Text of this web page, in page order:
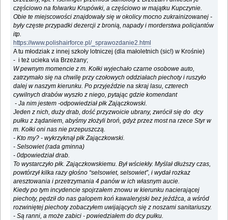
częściowo na folwarku Krupówki, a częściowo w majątku Kupczynie.
Obie te miejscowości znajdowały się w okolicy mocno zukrainizowanej -
były częste przypadki dezercji z bronią, napady i morderstwa policjantów
itp.
https://www.polishairforce.pl/_sprawozdanie2.html
A tu młodziak z innej szkoły lotniczej (dla małoletnich (sic!) w Krośnie)
- i też ucieka via Brzeżany;
W pewnym momencie z m. Kołki wyjechało czarne osobowe auto,
zatrzymało się na chwilę przy czołowych oddziałach piechoty i ruszyło
dalej w naszym kierunku. Po przyjeździe na skraj lasu, czterech
cywilnych drabów wyszło z niego, pytając gdzie komendant
- Ja nim jestem -odpowiedział płk Zajączkowski.
Jeden z nich, duży drab, dość przyzwoicie ubrany, zwrócił się do dcy
pułku z żądaniem, abyśmy złożyli broń, gdyż przez most na rzece Styr w
m. Kołki oni nas nie przepuszczą.
- Kto my? - wykrzyknął płk Zajączkowski.
- Selsowiet (rada gminna)
- 0dpowiedział drab.
To wystarczyło płk. Zajączkowskiemu. Był wściekły. Myślał dłuższy czas,
powtórzył kilka razy głośno “selsowiet, selsowiet”, i wydał rozkaz
aresztowania i przetrzymania 4 panów w ich własnym aucie.
Kiedy po tym incydencie spojrzałem znowu w kierunku nacierającej
piechoty, pędził do nas galopem koń kawaleryjski bez jeźdźca, a wśród
rozwiniętej piechoty zobaczyłem uwijających się z noszami sanitariuszy.
- Są ranni, a może zabici - powiedziałem do dcy pułku.